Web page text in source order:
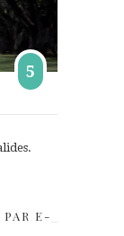
5
E-